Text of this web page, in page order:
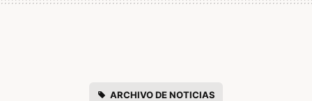
ARCHIVO DE NOTICIAS